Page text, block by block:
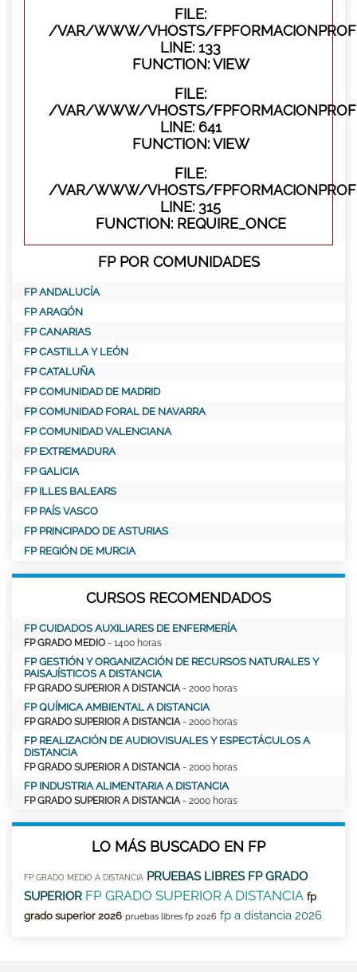
FILE:
/VAR/WWW/VHOSTS/
LINE: 133
FUNCTION: VIEW
FILE:
/VAR/WWW/VHOSTS/
LINE: 641
FUNCTION: VIEW
FILE:
/VAR/WWW/VHOSTS/
LINE: 315
FUNCTION: REQUIRE_ONCE
FP POR COMUNIDADES
FP ANDALUCÍA
FP ARAGÓN
FP CANARIAS
FP CASTILLA Y LEÓN
FP CATALUÑA
FP COMUNIDAD DE MADRID
FP COMUNIDAD FORAL DE NAVARRA
FP COMUNIDAD VALENCIANA
FP EXTREMADURA
FP GALICIA
FP ILLES BALEARS
FP PAÍS VASCO
FP PRINCIPADO DE ASTURIAS
FP REGIÓN DE MURCIA
CURSOS RECOMENDADOS
FP CUIDADOS AUXILIARES DE ENFERMERÍA
FP GRADO MEDIO - 1400 horas
FP GESTIÓN Y ORGANIZACIÓN DE RECURSOS NATURALES Y
PAISAJÍSTICOS A DISTANCIA
FP GRADO SUPERIOR A DISTANCIA- 2000 horas
FP QUÍMICA AMBIENTAL A DISTANCIA
FP GRADO SUPERIOR A DISTANCIA- 2000 horas
FP REALIZACIÓN DE AUDIOVISUALES Y ESPECTÁCULOS A
DISTANCIA
FP GRADO SUPERIOR A DISTANCIA- 2000 horas
FP INDUSTRIA ALIMENTARIA A DISTANCIA
FP GRADO SUPERIOR A DISTANCIA- 2000 horas
LO MÁS BUSCADO EN FP
FP GRADO MEDIO A DISTANCIA
PRUEBAS LIBRES FP GRADO
SUPERIOR FP GRADO SUPERIOR A DISTANCIA fp
grado superior 2026 pruebas libres fp 2026 fp a distancia 2026